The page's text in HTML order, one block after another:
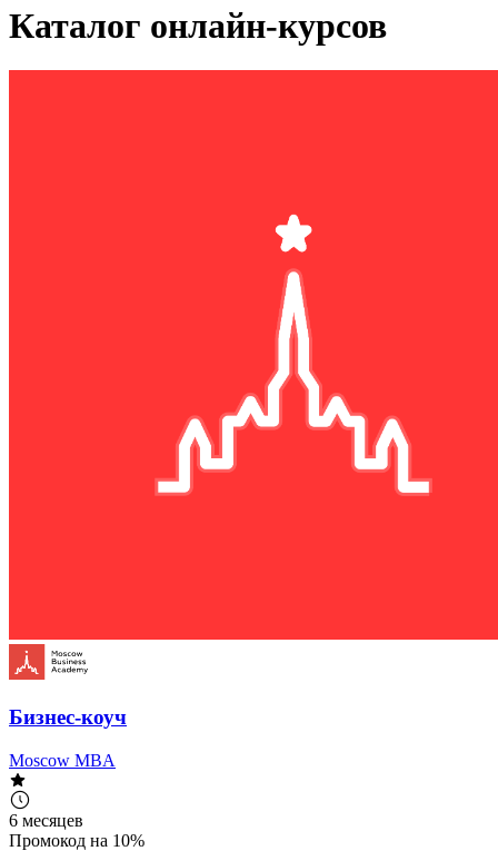
Каталог онлайн-курсов
Бизнес-коуч
Moscow MBA
6 месяцев
Промокод на 10%